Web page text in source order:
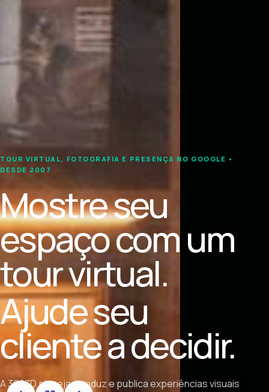
TOUR VIRTUAL, FOTOGRAFIA E PRESENÇA NO GOOGLE •
DESDE 2007
Mostre seu
espaço com um
tour virtual.
Ajude seu
cliente a decidir.
A 3603D planeja, produz e publica experiências visuais